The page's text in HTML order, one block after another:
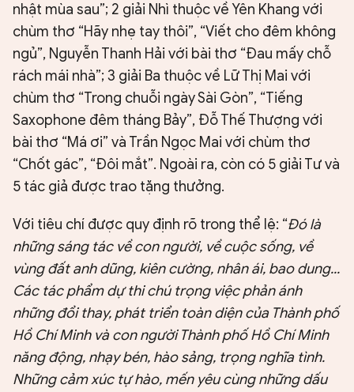
nhật mùa sau”; 2 giải Nhì thuộc về Yên Khang với
chùm thơ “Hãy nhẹ tay thôi”, “Viết cho đêm không
ngủ”, Nguyễn Thanh Hải với bài thơ “Đau mấy chỗ
rách mái nhà”; 3 giải Ba thuộc về Lữ Thị Mai với
chùm thơ “Trong chuỗi ngày Sài Gòn”, “Tiếng
Saxophone đêm tháng Bảy”, Đỗ Thế Thượng với
bài thơ “Má ơi” và Trần Ngọc Mai với chùm thơ
“Chốt gác”, “Đôi mắt”. Ngoài ra, còn có 5 giải Tư và
5 tác giả được trao tặng thưởng.
Với tiêu chí được quy định rõ trong thể lệ: “Đó là
những sáng tác về con người, về cuộc sống, về
vùng đất anh dũng, kiên cường, nhân ái, bao dung...
Các tác phẩm dự thi chú trọng việc phản ánh
những đổi thay, phát triển toàn diện của Thành phố
Hồ Chí Minh và con người Thành phố Hồ Chí Minh
năng động, nhạy bén, hào sảng, trọng nghĩa tình.
Những cảm xúc tự hào, mến yêu cùng những dấu